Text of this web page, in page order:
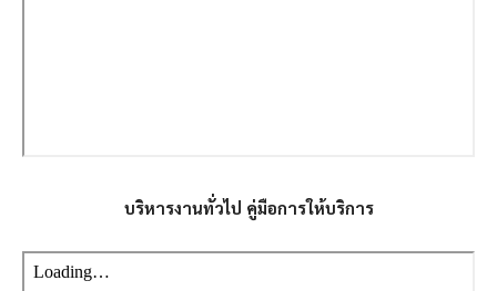
บริหารงานทั่วไป คู่มือการให้บริการ